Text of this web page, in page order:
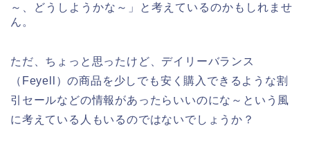
～、どうしようかな～」と考えているのかもしれませ
ん。
ただ、ちょっと思ったけど、デイリーバランス
（Feyell）の商品を少しでも安く購入できるような割
引セールなどの情報があったらいいのにな～という風
に考えている人もいるのではないでしょうか？